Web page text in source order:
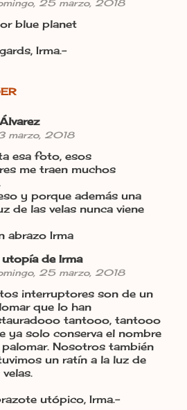
25 marzo, 2018
blue planet
Irma.-
marzo, 2018
esa foto, esos
me traen muchos
y porque además una
de las velas nunca viene
abrazo Irma
de Irma
25 marzo, 2018
interruptores son de un
que lo han
tantooo, tantooo
ya solo conserva el nombre
Nosotros también
un ratín a la luz de
velas.
utópico, Irma.-